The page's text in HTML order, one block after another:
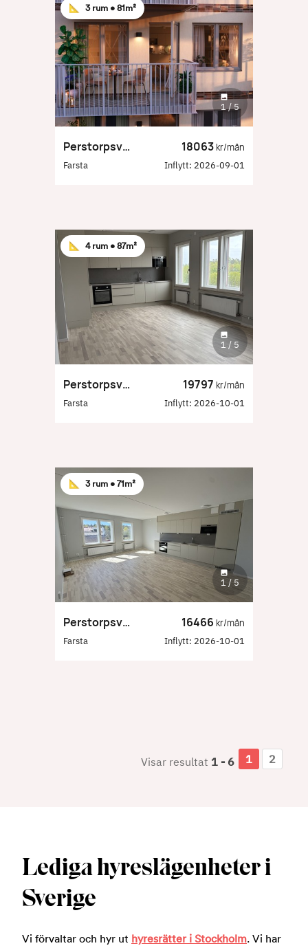
📐 3 rum •81m²
1/5
Perstorpsvägen 191 18063 kr/mån
Farsta
Inflytt: 2026-09-01
📐 4 rum •87m²
1 / 5
Perstorpsvägen 197 19797 kr/mån
Farsta
Inflytt: 2026-10-01
📐 3 rum •71m²
1/ 5
Perstorpsvägen 197 16466 kr/mån
Farsta
Inflytt: 2026-10-01
Visar resultat 1 - 6 1 2
Lediga hyreslägenheter i
Sverige
Vi förvaltar och hyr ut hyresrätter i Stockholm. Vi har